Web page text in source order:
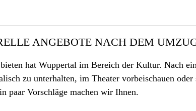
ANGEBOTE NACH DEM
hat Wuppertal im Bereich der Kultur. Nach
zu unterhalten, im Theater vorbeischauen
paar Vorschläge machen wir Ihnen.